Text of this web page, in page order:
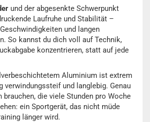
und der abgesenkte Schwerpunkt
Laufruhe und Stabilität –
und langen
So kannst du dich voll auf Technik,
konzentrieren, statt auf jede
Aluminium ist extrem
verwindungssteif und langlebig. Genau
brauchen, die viele Stunden pro Woche
ein Sportgerät, das nicht müde
länger wird.